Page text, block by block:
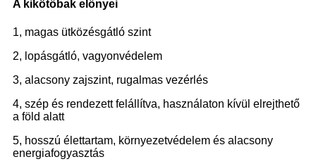
A kikötőbak előnyei
1, magas ütközésgátló szint
2, lopásgátló, vagyonvédelem
3, alacsony zajszint, rugalmas vezérlés
4, szép és rendezett felállítva, használaton kívül elrejthető
a föld alatt
5, hosszú élettartam, környezetvédelem és alacsony
energiafogyasztás